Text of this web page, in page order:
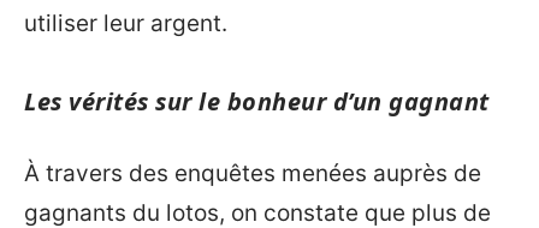
utiliser leur argent.
Les vérités sur le bonheur d’un gagnant
À travers des enquêtes menées auprès de
gagnants du lotos, on constate que plus de